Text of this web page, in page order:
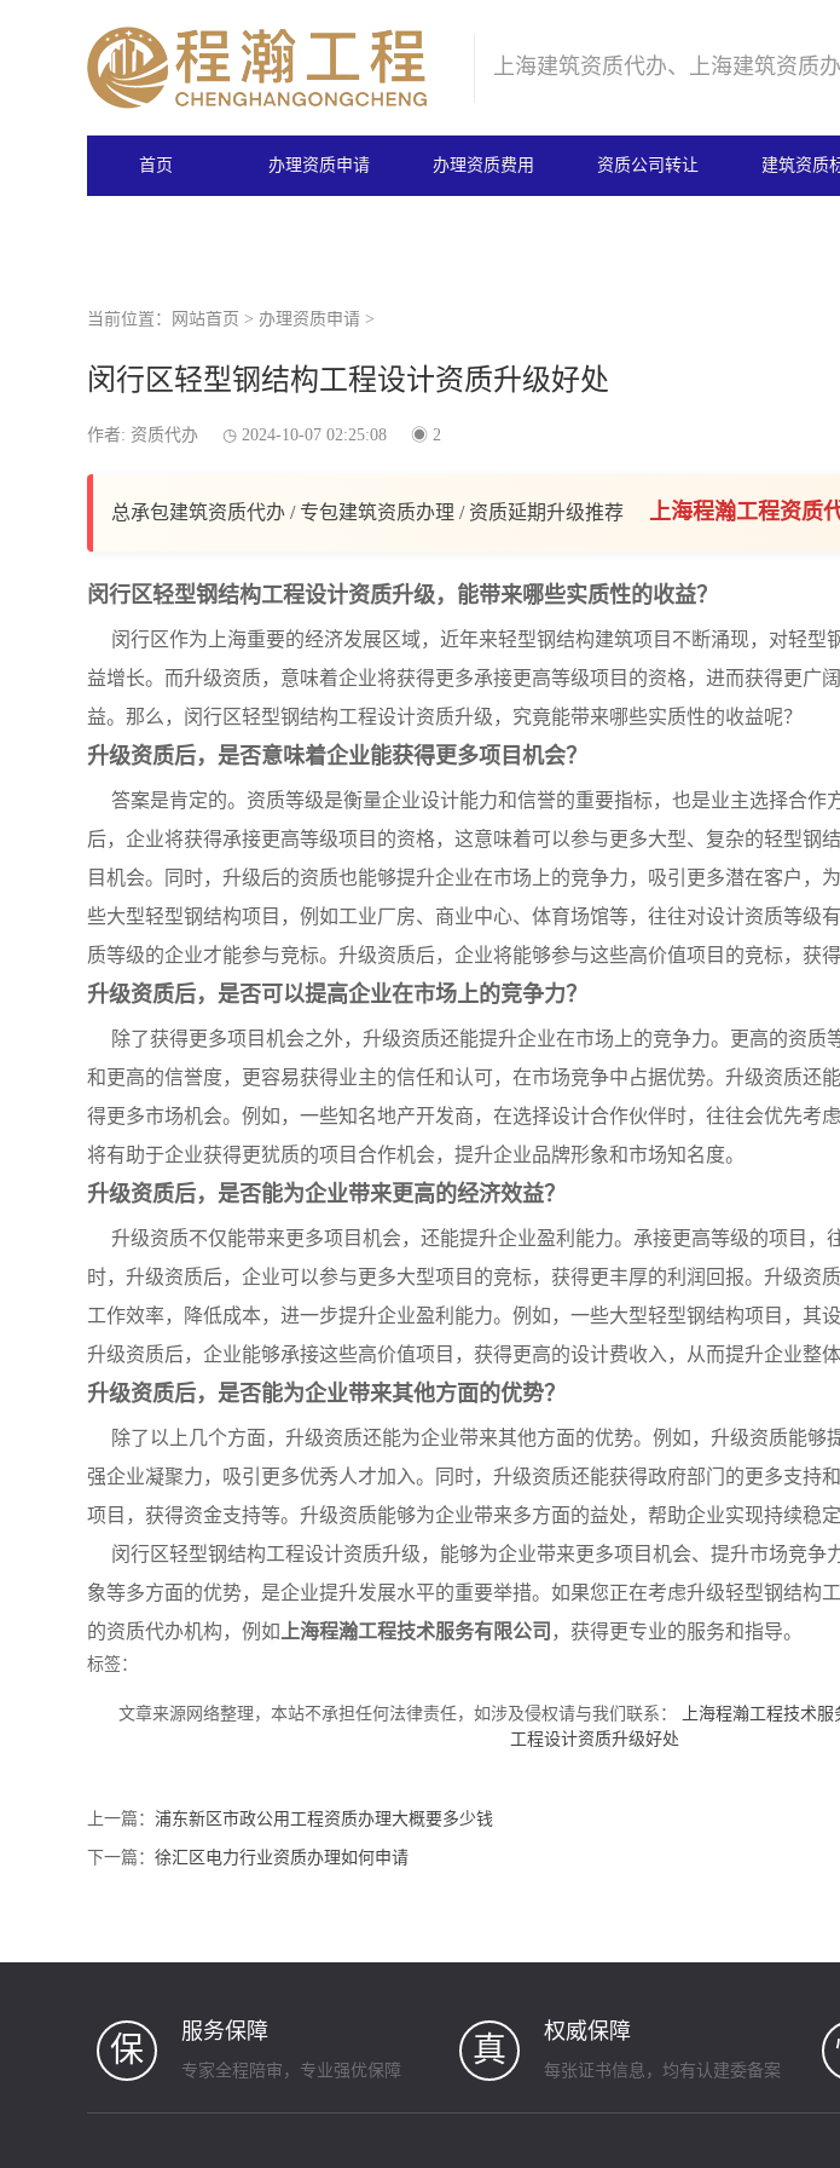
上海建筑资质代办、上海建筑资质
首页 办理资质申请 办理资质费用 资质公司转让 建筑资质
当前位置： 网站首页 > 办理资质申请 >
闵行区轻型钢结构工程设计资质升级好处
作者: 资质代办 2024-10-07 02:25:08 2
总承包建筑资质代办 / 专包建筑资质办理 / 资质延期升级推荐 上海程瀚工程资质
闵行区轻型钢结构工程设计资质升级，能带来哪些实质性的收益？
闵行区作为上海重要的经济发展区域，近年来轻型钢结构建筑项目不断涌现，对轻型
益增长。而升级资质，意味着企业将获得更多承接更高等级项目的资格，进而获得更广
益。那么，闵行区轻型钢结构工程设计资质升级，究竟能带来哪些实质性的收益呢？
升级资质后，是否意味着企业能获得更多项目机会？
答案是肯定的。资质等级是衡量企业设计能力和信誉的重要指标，也是业主选择合作
后，企业将获得承接更高等级项目的资格，这意味着可以参与更多大型、复杂的轻型钢
目机会。同时，升级后的资质也能够提升企业在市场上的竞争力，吸引更多潜在客户，
些大型轻型钢结构项目，例如工业厂房、商业中心、体育场馆等，往往对设计资质等级
质等级的企业才能参与竞标。升级资质后，企业将能够参与这些高价值项目的竞标，获得
升级资质后，是否可以提高企业在市场上的竞争力？
除了获得更多项目机会之外，升级资质还能提升企业在市场上的竞争力。更高的资质
和更高的信誉度，更容易获得业主的信任和认可，在市场竞争中占据优势。升级资质还
得更多市场机会。例如，一些知名地产开发商，在选择设计合作伙伴时，往往会优先考
将有助于企业获得更犹质的项目合作机会，提升企业品牌形象和市场知名度。
升级资质后，是否能为企业带来更高的经济效益？
升级资质不仅能带来更多项目机会，还能提升企业盈利能力。承接更高等级的项目，
时，升级资质后，企业可以参与更多大型项目的竞标，获得更丰厚的利润回报。升级资
工作效率，降低成本，进一步提升企业盈利能力。例如，一些大型轻型钢结构项目，其
升级资质后，企业能够承接这些高价值项目，获得更高的设计费收入，从而提升企业整体
升级资质后，是否能为企业带来其他方面的优势？
除了以上几个方面，升级资质还能为企业带来其他方面的优势。例如，升级资质能够
强企业凝聚力，吸引更多优秀人才加入。同时，升级资质还能获得政府部门的更多支持
项目，获得资金支持等。升级资质能够为企业带来多方面的益处，帮助企业实现持续稳定
闵行区轻型钢结构工程设计资质升级，能够为企业带来更多项目机会、提升市场竞争
象等多方面的优势，是企业提升发展水平的重要举措。如果您正在考虑升级轻型钢结构
的资质代办机构，例如 上海程瀚工程技术服务有限公司 ，获得更专业的服务和指导。
标签：
文章来源网络整理，本站不承担任何法律责任，如涉及侵权请与我们联系： 上海程瀚工程技术服
工程设计资质升级好处
上一篇： 浦东新区市政公用工程资质办理大概要多少钱
下一篇： 徐汇区电力行业资质办理如何申请
保 服务保障
专家全程陪审，专业强优保障
真 权威保障
每张证书信息，均有认建委备案